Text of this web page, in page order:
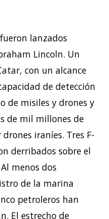
lanzados
Lincoln. Un
con un alcance
de detección
de misiles y drones y
de mil millones de
iraníes. Tres F-
derribados sobre el
menos dos
de la marina
petroleros han
El estrecho de